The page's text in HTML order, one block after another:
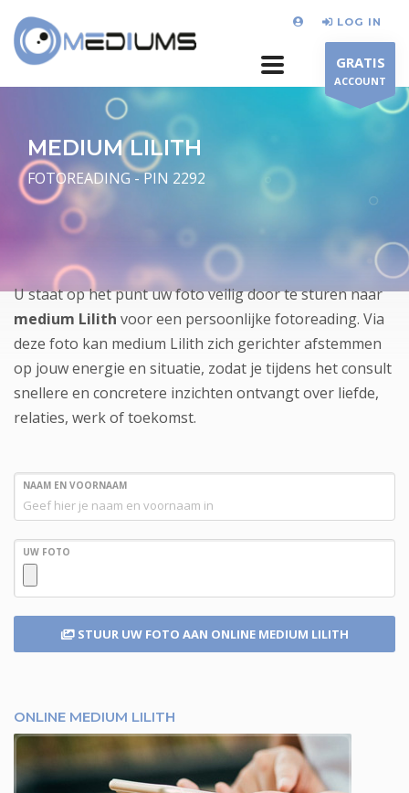
LOG IN
GRATIS
ACCOUNT
MEDIUM LILITH
FOTOREADING - PIN 2292
U staat op het punt uw foto veilig door te sturen naar
medium Lilith voor een persoonlijke fotoreading. Via
deze foto kan medium Lilith zich gerichter afstemmen
op jouw energie en situatie, zodat je tijdens het consult
snellere en concretere inzichten ontvangt over liefde,
relaties, werk of toekomst.
NAAM EN VOORNAAM
UW FOTO
STUUR UW FOTO AAN ONLINE MEDIUM LILITH
ONLINE MEDIUM LILITH